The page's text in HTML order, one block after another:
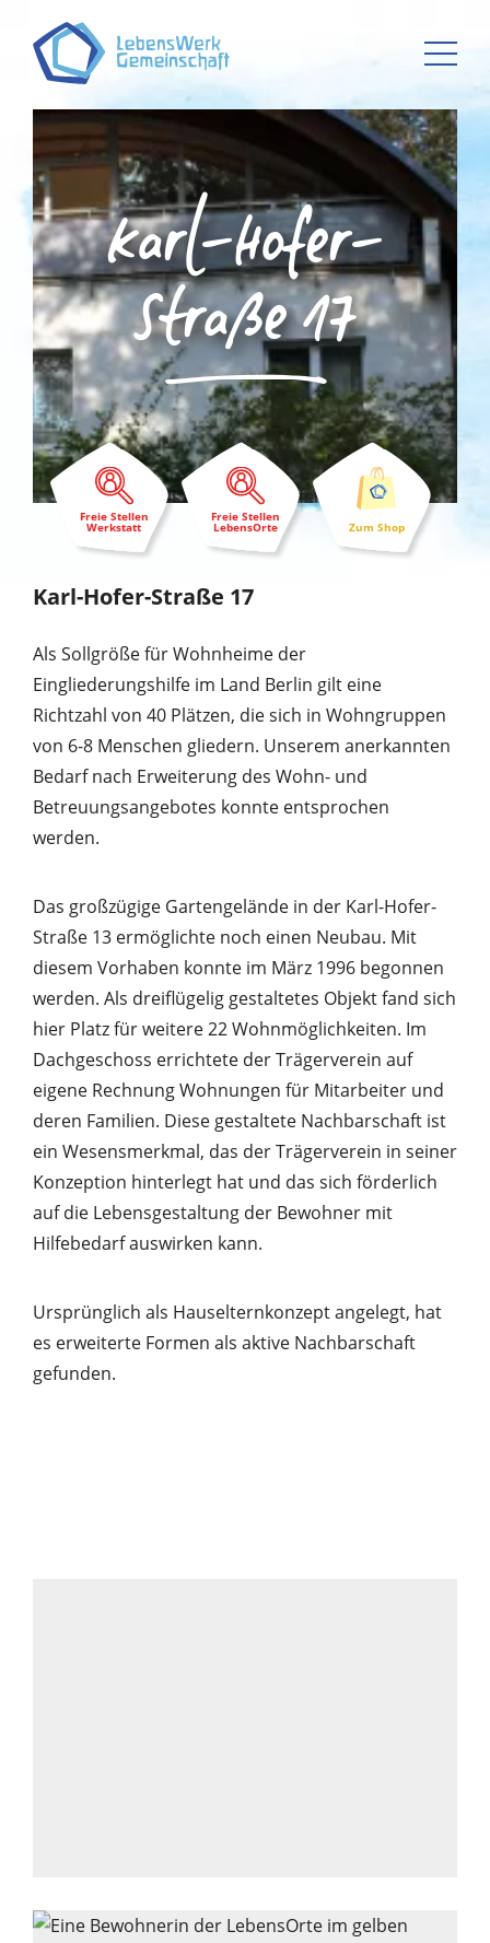
Freie Stellen
Werkstatt
Freie Stellen
LebensOrte Zum Shop
Karl-Hofer-
Straße 17
D
Karl-Hofer-Straße 17
Als Sollgröße für Wohnheime der
Eingliederungshilfe im Land Berlin gilt eine
Richtzahl von 40 Plätzen, die sich in Wohngruppen
von 6-8 Menschen gliedern. Unserem anerkannten
Bedarf nach Erweiterung des Wohn- und
Betreuungsangebotes konnte entsprochen
werden.
Das großzügige Gartengelände in der Karl-Hofer-
Straße 13 ermöglichte noch einen Neubau. Mit
diesem Vorhaben konnte im März 1996 begonnen
werden. Als dreiflügelig gestaltetes Objekt fand sich
hier Platz für weitere 22 Wohnmöglichkeiten. Im
Dachgeschoss errichtete der Trägerverein auf
eigene Rechnung Wohnungen für Mitarbeiter und
deren Familien. Diese gestaltete Nachbarschaft ist
ein Wesensmerkmal, das der Trägerverein in seiner
Konzeption hinterlegt hat und das sich förderlich
auf die Lebensgestaltung der Bewohner mit
Hilfebedarf auswirken kann.
Ursprünglich als Hauselternkonzept angelegt, hat
es erweiterte Formen als aktive Nachbarschaft
gefunden.